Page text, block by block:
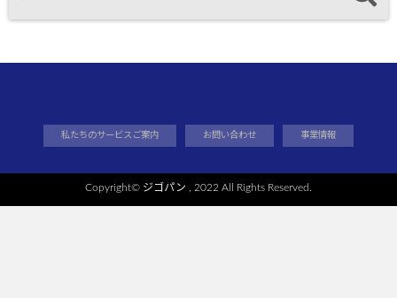
私たちのサービスご案内 お問い合わせ 事業情報
Copyright© ジゴパン , 2022 All Rights Reserved.